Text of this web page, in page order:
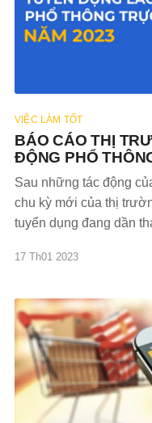
VIỆC LÀM TỐT
BÁO CÁO THỊ
ĐỘNG PHỔ
Sau những tác động
chu kỳ mới của thị
tuyển dụng đang dần
lao động
17 Th01 2023